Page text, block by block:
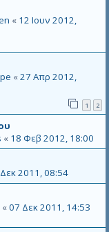
« 12 Ιουν 2012,
«27 Απρ 2012,
1 2
« 18 Φεβ 2012, 18:00
2011, 08:54
«07 Δεκ 2011, 14:53